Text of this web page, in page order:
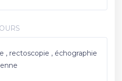
, rectoscopie , échographie